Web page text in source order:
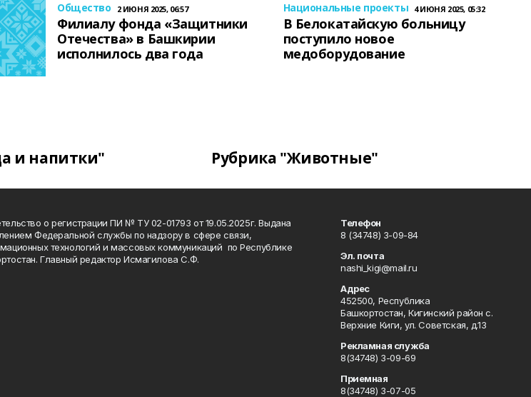
Общество 2 ИЮНЯ 2025, 06:57
Филиалу фонда «Защитники
Отечества» в Башкирии
исполнилось два года
Национальные проекты 4 ИЮНЯ 2025, 05:32
В Белокатайскую больницу
поступило новое
медоборудование
и напитки" Рубрика "Животные"
о регистрации ПИ № ТУ 02-01793 от 19.05.2025г. Выдана
Федеральной службы по надзору в сфере связи,
технологий и массовых коммуникаций по Республике
Главный редактор Исмагилова С.Ф.
Телефон
8 (34748) 3-09-84
Эл. почта
nashi_kigi@mail.ru
Адрес
452500, Республика
Башкортостан, Кигинский район с.
Верхние Киги, ул. Советская, д.13
Рекламная служба
8(34748) 3-09-69
Приемная
8(34748) 3-07-05